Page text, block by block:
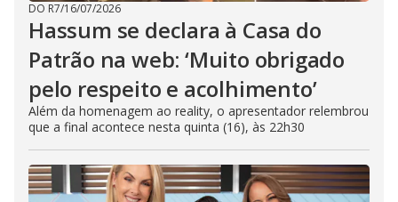
DO R7/16/07/2026
Hassum se declara à Casa do
Patrão na web: ‘Muito obrigado
pelo respeito e acolhimento’
Além da homenagem ao reality, o apresentador relembrou
que a final acontece nesta quinta (16), às 22h30